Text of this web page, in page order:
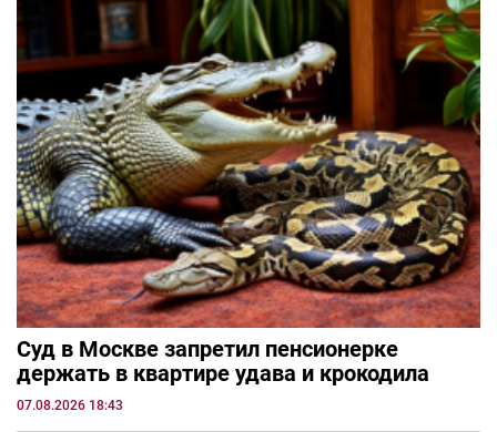
Суд в Москве запретил пенсионерке
держать в квартире удава и крокодила
07.08.2026 18:43